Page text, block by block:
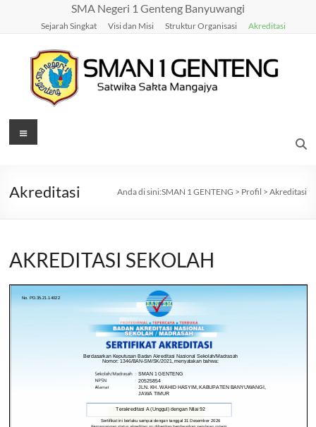
SMA Negeri 1 Genteng Banyuwangi
Sejarah Singkat Visi dan Misi Struktur Organisasi Akreditasi
SMAN
GENTENG
Menu
Akreditasi Anda di sini:SMAN 1 GENTENG > Profil > Akreditasi
AKREDITASI SEKOLAH